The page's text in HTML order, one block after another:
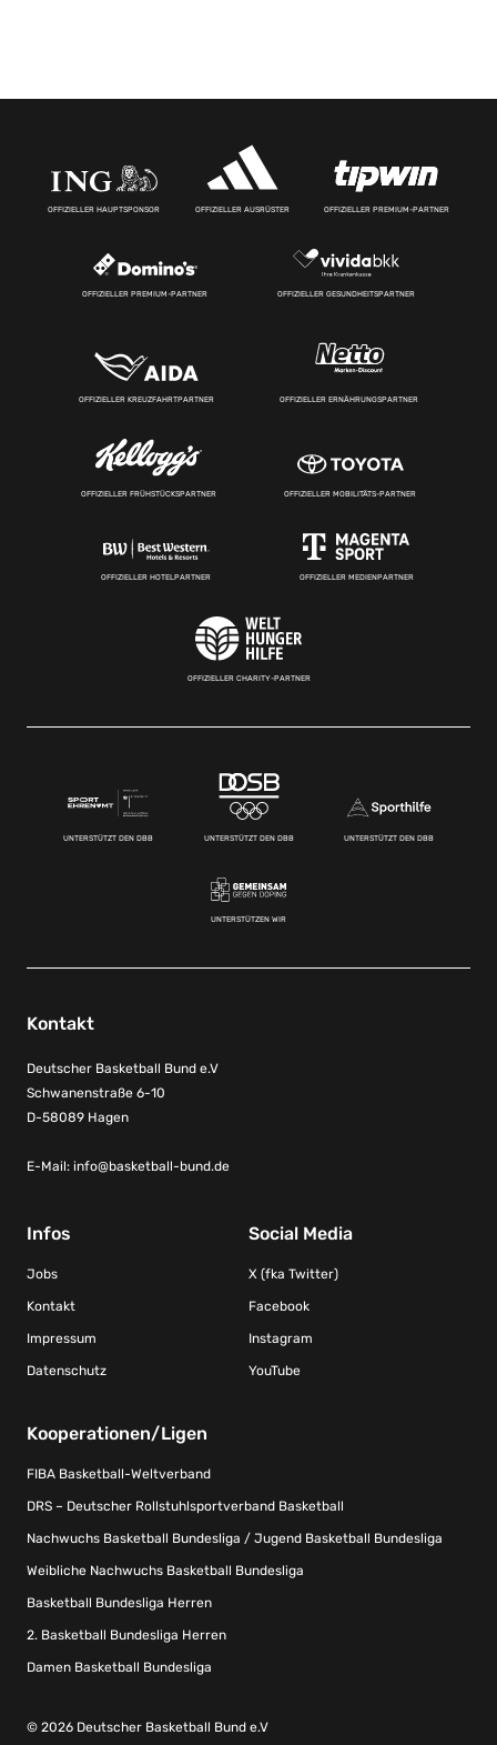
OFFIZIELLER HAUPTSPONSOR OFFIZIELLER AUSRÜSTER OFFIZIELLER PREMIUM-PARTNER
OFFIZIELLER PREMIUM-PARTNER OFFIZIELLER GESUNDHEITSPARTNER
OFFIZIELLER KREUZFAHRTPARTNER OFFIZIELLER ERNÄHRUNGSPARTNER
OFFIZIELLER FRÜHSTÜCKSPARTNER OFFIZIELLER MOBILITÄTS-PARTNER
OFFIZIELLER HOTELPARTNER OFFIZIELLER MEDIENPARTNER
OFFIZIELLER CHARITY-PARTNER
UNTERSTÜTZT DEN DBB UNTERSTÜTZT DEN DBB UNTERSTÜTZT DEN DBB
UNTERSTÜTZEN WIR
Kontakt
Deutscher Basketball Bund e.V
Schwanenstraße 6-10
D-58089 Hagen
E-Mail: info@basketball-bund.de
Infos
Jobs
Kontakt
Impressum
Datenschutz
Social Media
X (fka Twitter)
Facebook
Instagram
YouTube
Kooperationen/Ligen
FIBA Basketball-Weltverband
DRS – Deutscher Rollstuhlsportverband Basketball
Nachwuchs Basketball Bundesliga / Jugend Basketball Bundesliga
Weibliche Nachwuchs Basketball Bundesliga
Basketball Bundesliga Herren
2. Basketball Bundesliga Herren
Damen Basketball Bundesliga
© 2026 Deutscher Basketball Bund e.V